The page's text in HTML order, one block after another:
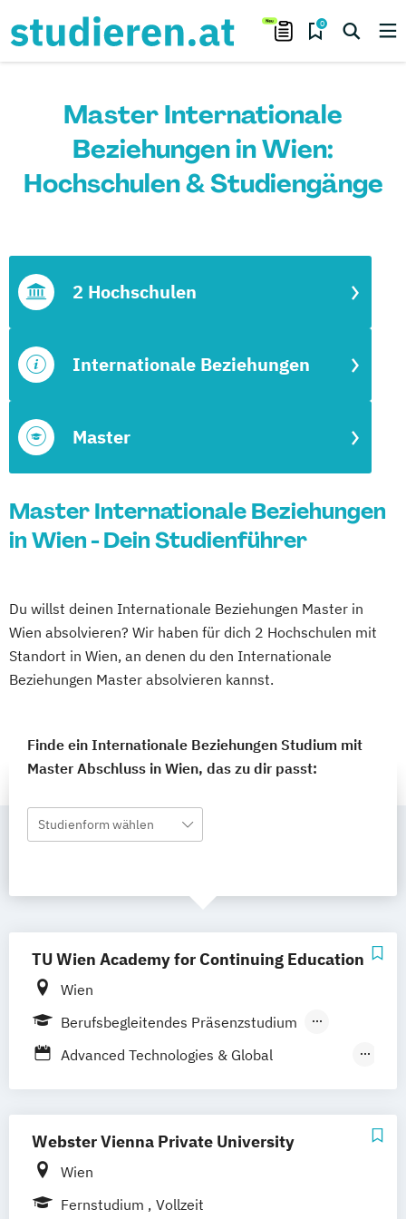
0
Master Internationale
Beziehungen in Wien:
Hochschulen & Studiengänge
Master
Internationale Beziehungen
2 Hochschulen
Master Internationale Beziehungen
in Wien - Dein Studienführer
Du willst deinen Internationale Beziehungen Master in
Wien absolvieren? Wir haben für dich 2 Hochschulen mit
Standort in Wien, an denen du den Internationale
Beziehungen Master absolvieren kannst.
Finde ein Internationale Beziehungen Studium mit
Master Abschluss in Wien, das zu dir passt:
Studienform wählen
TU Wien Academy for Continuing Education
Wien
Berufsbegleitendes Präsenzstudium
Vollzeit
Advanced Technologies & Global
Engineering Management
Environmental Technology & International
Affairs
Future Supply Chain Management
Webster Vienna Private University
Wien
Fernstudium
Vollzeit